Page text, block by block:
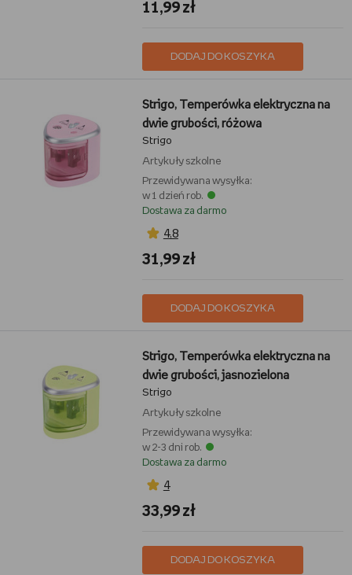
11,99 zł
DODAJ DO KOSZYKA
Strigo, Temperówka elektryczna na
dwie grubości, różowa
Strigo
Artykuły szkolne
Przewidywana wysyłka:
w 1 dzień rob.
Dostawa za darmo
4,8
31,99 zł
DODAJ DO KOSZYKA
Strigo, Temperówka elektryczna na
dwie grubości, jasnozielona
Strigo
Artykuły szkolne
Przewidywana wysyłka:
w 2-3 dni rob.
Dostawa za darmo
4
33,99 zł
DODAJ DO KOSZYKA